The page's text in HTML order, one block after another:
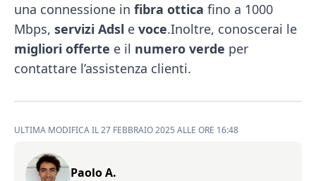
una connessione in fibra ottica fino a 1000
Mbps, servizi Adsl e voce.Inoltre, conoscerai le
migliori offerte e il numero verde per
contattare l’assistenza clienti.
ULTIMA MODIFICA IL 27 FEBBRAIO 2025 ALLE ORE 16:48
Paolo A.